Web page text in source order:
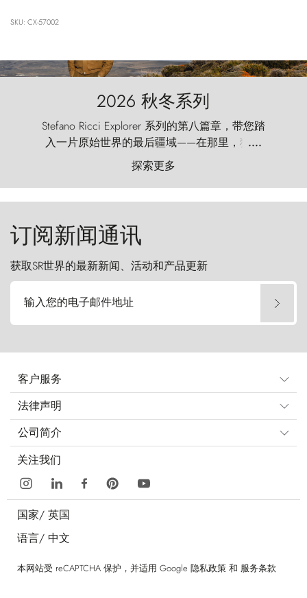
SKU: CX-57002
2026 秋冬系列
Stefano Ricci Explorer 系列的第八篇章，带您踏
入一片原始世界的最后疆域——在那里，狂风
以远古的怒号雕琢着自然，而百内塔（Torres
del Paine）则宛如石砌的哨兵，傲然向苍穹发
起挑战。
....
探索更多
订阅新闻通讯
获取SR世界的最新新闻、活动和产品更新
输入您的电子邮件地址
客户服务
法律声明
公司简介
关注我们
国家/ 英国
语言/ 中文
本网站受 reCAPTCHA 保护，并适用 Google 隐私政策 和 服务条款